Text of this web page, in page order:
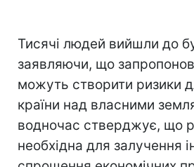
Тисячі людей вийшли до
заявляючи, що
можуть створити ризики
країни над власними
водночас стверджує, що
необхідна для залучення